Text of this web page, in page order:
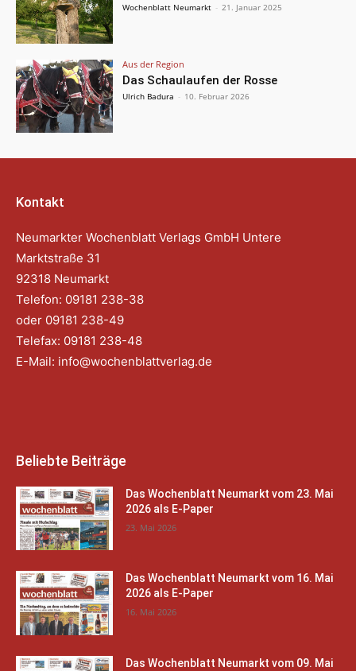
Wochenblatt Neumarkt - 21. Januar 2025
Aus der Region
Das Schaulaufen der Rosse
Ulrich Badura - 10. Februar 2026
Kontakt
Neumarkter Wochenblatt Verlags GmbH Untere
Marktstraße 31
92318 Neumarkt
Telefon: 09181 238-38
oder 09181 238-49
Telefax: 09181 238-48
E-Mail: info@wochenblattverlag.de
Beliebte Beiträge
Das Wochenblatt Neumarkt vom 23. Mai
2026 als E-Paper
23. Mai 2026
Das Wochenblatt Neumarkt vom 16. Mai
2026 als E-Paper
16. Mai 2026
Das Wochenblatt Neumarkt vom 09. Mai